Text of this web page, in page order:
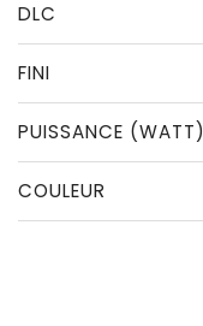
DLC
FINI
PUISSANCE (WATT)
COULEUR